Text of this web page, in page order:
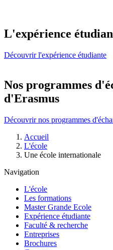
L'expérience
Découvrir l'expérience étudiante
Nos programmes
d'Erasmus
Découvrir nos programmes
d'Ariane
Accueil
L'école
Une école internationale
Navigation
L'école
Les formations
Master Grande Ecole
Expérience étudiante
Faculté & recherche
Entreprises
Brochures